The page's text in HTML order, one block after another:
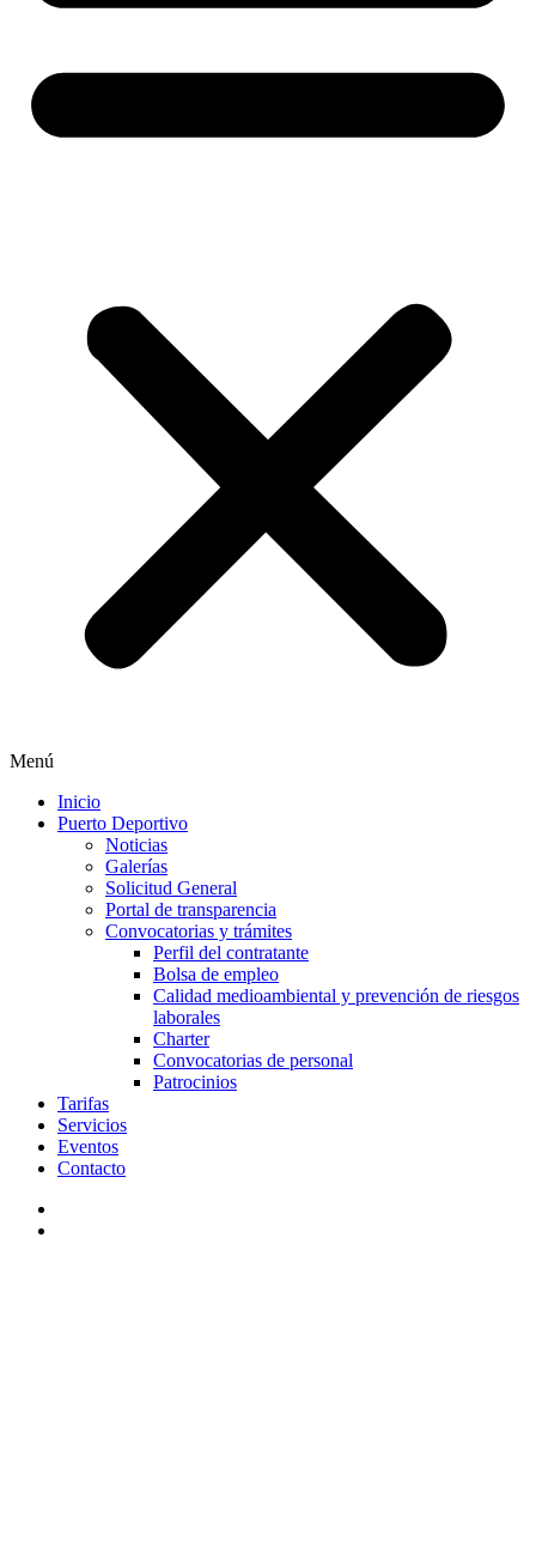
Menú
Inicio
Puerto Deportivo
Noticias
Galerías
Solicitud General
Portal de transparencia
Convocatorias y trámites
Perfil del contratante
Bolsa de empleo
Calidad medioambiental y prevención de riesgos
laborales
Charter
Convocatorias de personal
Patrocinios
Tarifas
Servicios
Eventos
Contacto